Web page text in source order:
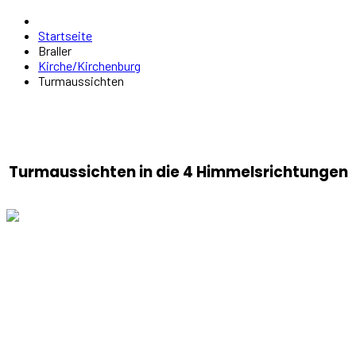
Startseite
Braller
Kirche/Kirchenburg
Turmaussichten
Turmaussichten in die 4 Himmelsrichtungen